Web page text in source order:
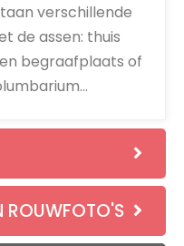
verschillende
de assen: thuis
begraafplaats of
ROUWFOTO'S